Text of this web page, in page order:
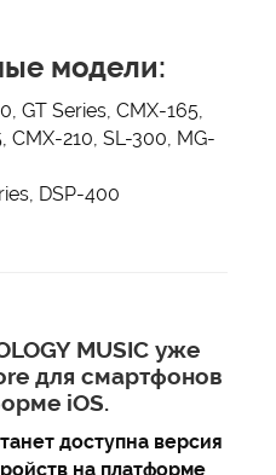
модели:
GT Series, CMX-165,
CMX-210, SL-300, MG-
DSP-400
MUSIC уже
для смартфонов
iOS.
доступна версия
на платформе